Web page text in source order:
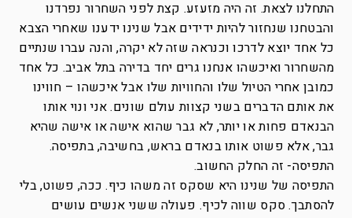
התחלנו לצאת. זה היה מזעזע. קצת לפני השחרור נפרדנו
והבטחנו שנחזור להיות ידידים אבל שנינו ידענו שאחרי הצבא
כל אחד יוצא לדרכו וכנראה שזה לא יקרה, והנה עברו שנתיים
מהשחרור ואיכשהו אנחנו גרים יחד בדירה בתל אביב. כל אחד
כמובן אחרי הטיול שלו והחוויות שלו אבל איכשהו – חווינו
את אותם הדברים בשני קצוות עולם שונים. אני ונוי אותו
הבנאדם פחות או יותר, לא גבר שהוא אישה או אישה שהיא
גבר, אלא פשוט אותו בנאדם בראש, בחשיבה, בתפיסה.
התפיסה- זה החלק החשוב.
התפיסה של שנינו היא שסקס זה משהו כיף. ככה, פשוט, בלי
להסתבך. סקס שווה לכיף. פעולה ששני אנשים עושים